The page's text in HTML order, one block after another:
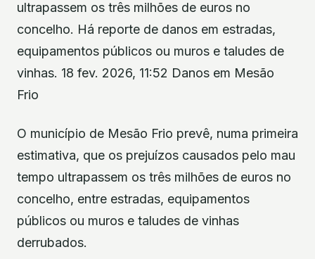
ultrapassem os três milhões de euros no
concelho. Há reporte de danos em estradas,
equipamentos públicos ou muros e taludes de
vinhas. 18 fev. 2026, 11:52 Danos em Mesão
Frio
O município de Mesão Frio prevê, numa primeira
estimativa, que os prejuízos causados pelo mau
tempo ultrapassem os três milhões de euros no
concelho, entre estradas, equipamentos
públicos ou muros e taludes de vinhas
derrubados.